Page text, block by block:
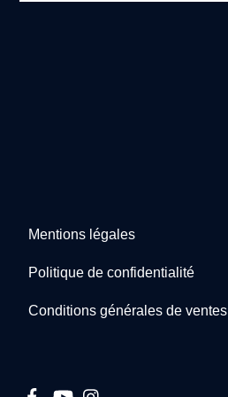
Mentions légales
Politique de confidentialité
Conditions générales de ventes